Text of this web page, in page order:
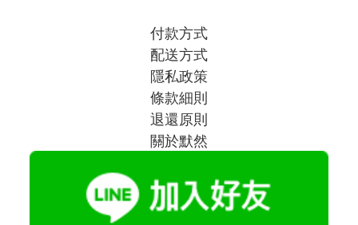
付款方式
配送方式
隱私政策
條款細則
退還原則
關於默然